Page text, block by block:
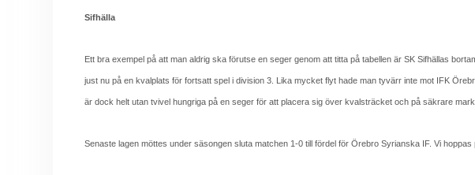
Sifhälla
Ett bra exempel på att man aldrig ska förutse en seger genom att titta på tabellen är SK Sifhällas
just nu på en kvalplats för fortsatt spel i division 3. Lika mycket flyt hade man tyvärr inte mot IFK
är dock helt utan tvivel hungriga på en seger för att placera sig över kvalsträcket och på säkrare mark.
Senaste lagen möttes under säsongen sluta matchen 1-0 till fördel för Örebro Syrianska IF. Vi